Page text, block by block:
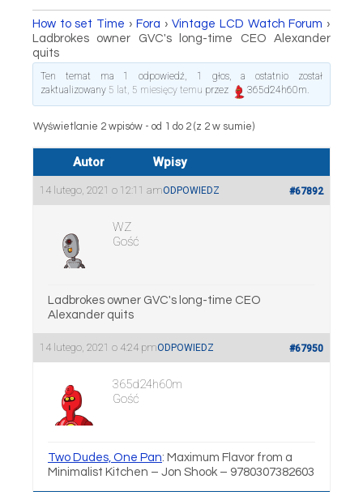
How to set Time › Fora › Vintage LCD Watch Forum ›
Ladbrokes owner GVC's long-time CEO Alexander
quits
Ten temat ma 1 odpowiedź, 1 głos, a ostatnio został
zaktualizowany 5 lat, 5 miesięcy temu przez 365d24h60m.
Wyświetlanie 2 wpisów - od 1 do 2 (z 2 w sumie)
Autor Wpisy
14 lutego, 2021 o 12:11 am #67892
ODPOWIEDZ
WZ
Gość
Ladbrokes owner GVC's long-time CEO
Alexander quits
14 lutego, 2021 o 4:24 pm #67950
ODPOWIEDZ
365d24h60m
Gość
Two Dudes, One Pan: Maximum Flavor from a
Minimalist Kitchen – Jon Shook – 9780307382603